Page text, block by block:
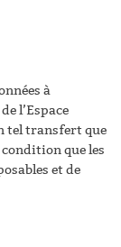
à
l’Espace
tel transfert que
que les
et de